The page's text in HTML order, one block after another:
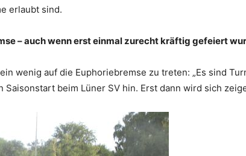
erlaubt sind.
– auch wenn erst einmal zurecht kräftig gefeiert
wenig auf die Euphoriebremse zu treten: „Es sind
Saisonstart beim Lüner SV hin. Erst dann wird sich